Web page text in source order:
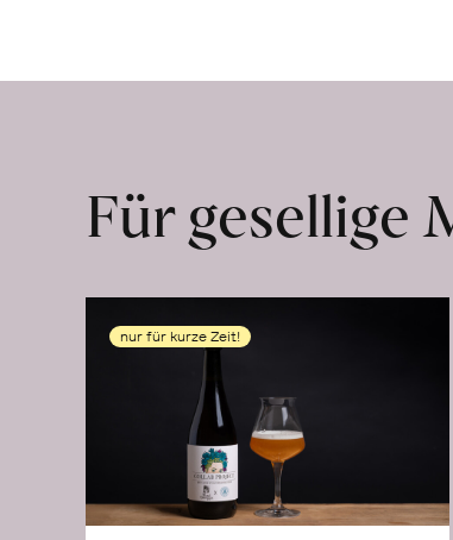
Für gesellige
nur für kurze Zeit!